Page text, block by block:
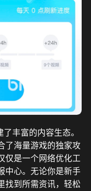
丰富的内容生态。
了海量游戏的独家攻
仅是一个网络优化工
中心。无论你是新手
找到所需资讯，轻松